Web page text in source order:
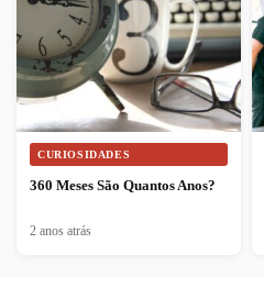
CURIOSIDADES
360 Meses São Quantos Anos?
2 anos atrás